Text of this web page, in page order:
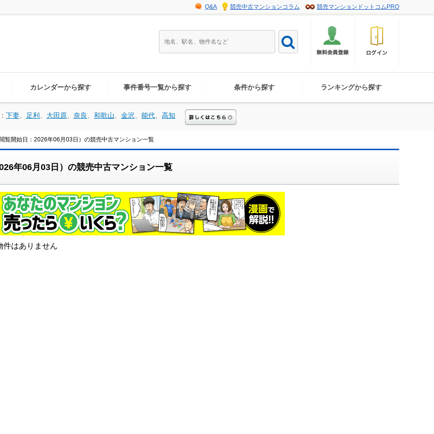
競売マンションドットコムPRO
競売中古マンションコラム
Q&A
カレンダーから探す 事件番号一覧から探す 条件から探す ランキングから探す
下妻 足利 大田原 奈良 和歌山 金沢 能代 高知
覧開始日：2026年06月03日）の競売中古マンション一覧
年06月03日）の競売中古マンション一覧
件はありません